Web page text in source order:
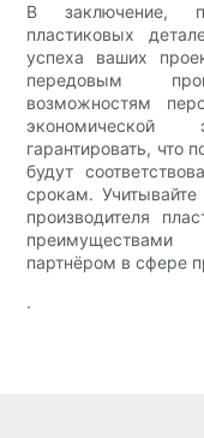
В заключение,
пластиковых
успеха ваших
передовым
возможностям
гарантировать, что
будут
срокам.
производителя
партнёром в сфере
.